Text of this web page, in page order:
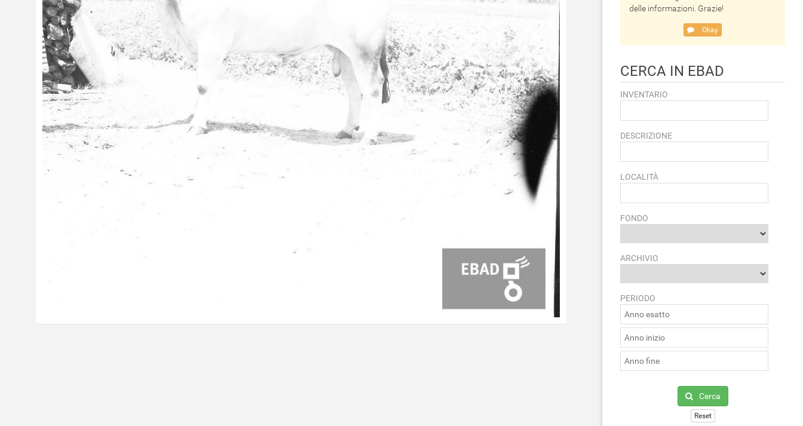
delle informazioni. Grazie!
Okay
CERCA IN EBAD
INVENTARIO
DESCRIZIONE
LOCALITÀ
FONDO
ARCHIVIO
PERIODO
Cerca
Reset